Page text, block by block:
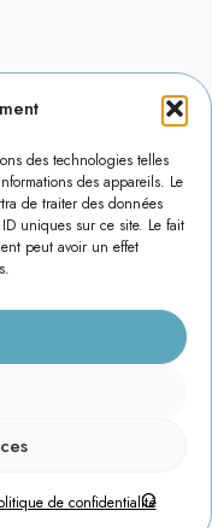
des technologies telles
des appareils. Le
de traiter des données
uniques sur ce site. Le fait
peut avoir un effet
de confidentialité